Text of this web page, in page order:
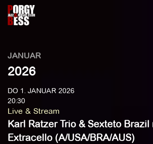
JANUAR
2026
DO 1. JANUAR 2026
20:30
Live & Stream
Karl Ratzer Trio & Sexteto Brazil
Extracello (A/USA/BRA/AUS)